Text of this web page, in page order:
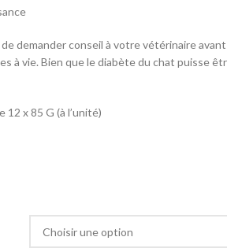
demander conseil à votre vétérinaire
à vie. Bien que le diabète du chat puisse
12 x 85 G (à l’unité)